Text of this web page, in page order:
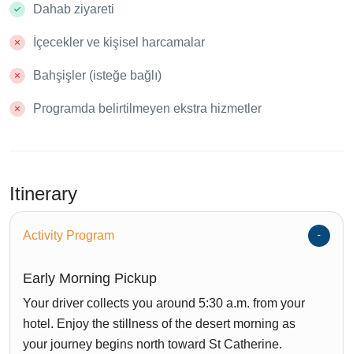
Dahab ziyareti
İçecekler ve kişisel harcamalar
Bahşişler (isteğe bağlı)
Programda belirtilmeyen ekstra hizmetler
Itinerary
Activity Program
Early Morning Pickup
Your driver collects you around 5:30 a.m. from your
hotel. Enjoy the stillness of the desert morning as
your journey begins north toward St Catherine.